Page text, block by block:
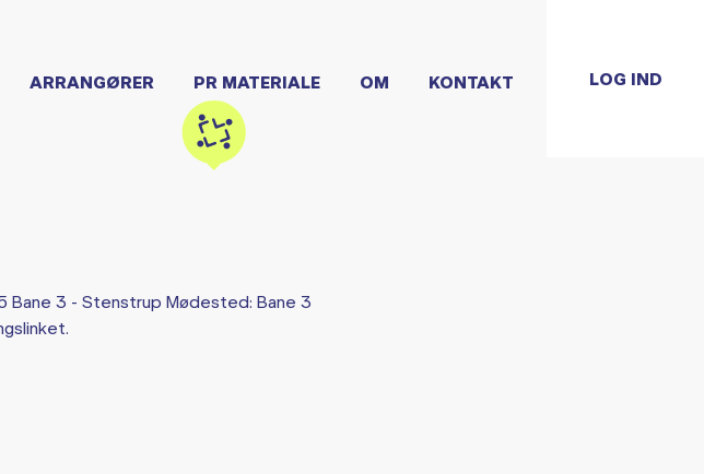
ARRANGØRER PR MATERIALE OM KONTAKT LOG IND
Bane 3 - Stenstrup Mødested: Bane 3